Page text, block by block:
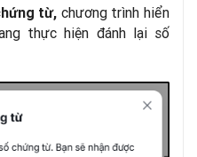
từ, chương trình hiển
thực hiện đánh lại số